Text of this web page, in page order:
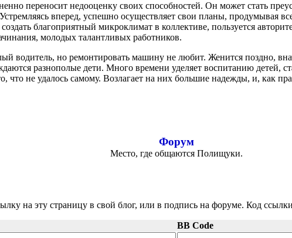
переносит недооценку своих способностей. Он может стать
вперед, успешно осуществляет свои планы, продумывая
благоприятный микроклимат в коллективе, пользуется
молодых талантливых работников.
водитель, но ремонтировать машину не любит. Женится поздно,
разнополые дети. Много времени уделяет воспитанию детей,
что не удалось самому. Возлагает на них большие надежды, и, как
Форум
Место, где общаются Полищуки.
на эту страницу в свой блог, или в подпись на форуме. Код
BB Code